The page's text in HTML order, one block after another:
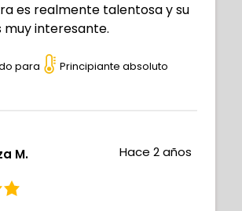
es realmente talentosa y su
muy interesante.
para Principiante absoluto
M. Hace 2 años